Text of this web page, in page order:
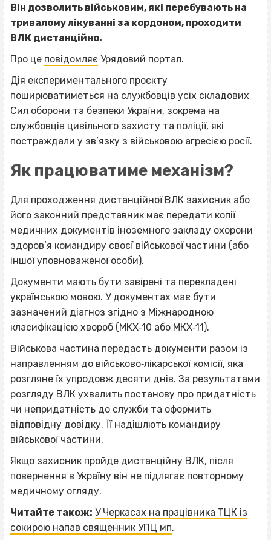
Він дозволить військовим, які перебувають на
тривалому лікуванні за кордоном, проходити
ВЛК дистанційно.
Про це повідомляє Урядовий портал.
Дія експериментального проєкту
поширюватиметься на службовців усіх складових
Сил оборони та безпеки України, зокрема на
службовців цивільного захисту та поліції, які
постраждали у зв’язку з військовою агресією росії.
Як працюватиме механізм?
Для проходження дистанційної ВЛК захисник або
його законний представник має передати копії
медичних документів іноземного закладу охорони
здоров’я командиру своєї військової частини (або
іншої уповноваженої особи).
Документи мають бути завірені та перекладені
українською мовою. У документах має бути
зазначений діагноз згідно з Міжнародною
класифікацією хвороб (МКХ‐10 або МКХ‐11).
Військова частина передасть документи разом із
направленням до військово‐лікарської комісії, яка
розгляне їх упродовж десяти днів. За результатами
розгляду ВЛК ухвалить постанову про придатність
чи непридатність до служби та оформить
відповідну довідку. Її надішлють командиру
військової частини.
Якщо захисник пройде дистанційну ВЛК, після
повернення в Україну він не підлягає повторному
медичному огляду.
Читайте також: У Черкасах на працівника ТЦК із
сокирою напав священник УПЦ мп.